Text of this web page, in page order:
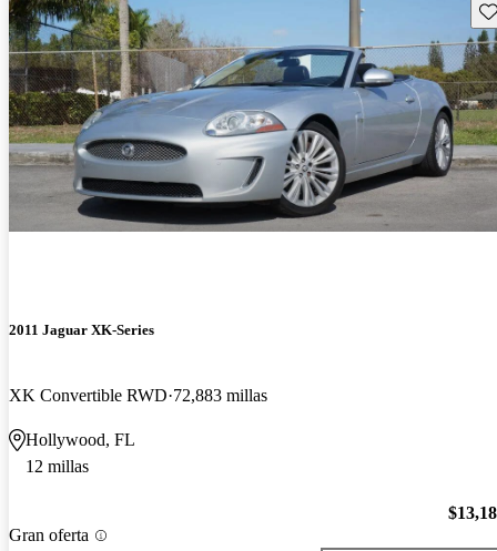
2011 Jaguar XK-Series
XK Convertible RWD 72,883 millas
Hollywood, FL
12 millas
Gran oferta